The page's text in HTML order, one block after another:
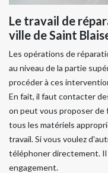
Le travail de
ville de Saint
Les opérations de
au niveau de la partie
procéder à ces
En fait, il faut contacter
on peut vous proposer de
tous les matériels
travail. Si vous voulez
téléphoner directement.
engagement.